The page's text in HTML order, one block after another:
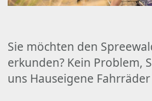
Sie möchten den
erkunden? Kein Problem,
uns Hauseigene